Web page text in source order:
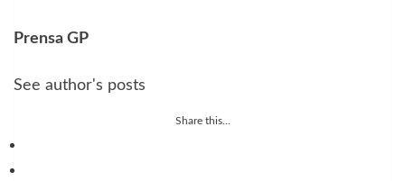
Prensa GP
See author's posts
Share this...